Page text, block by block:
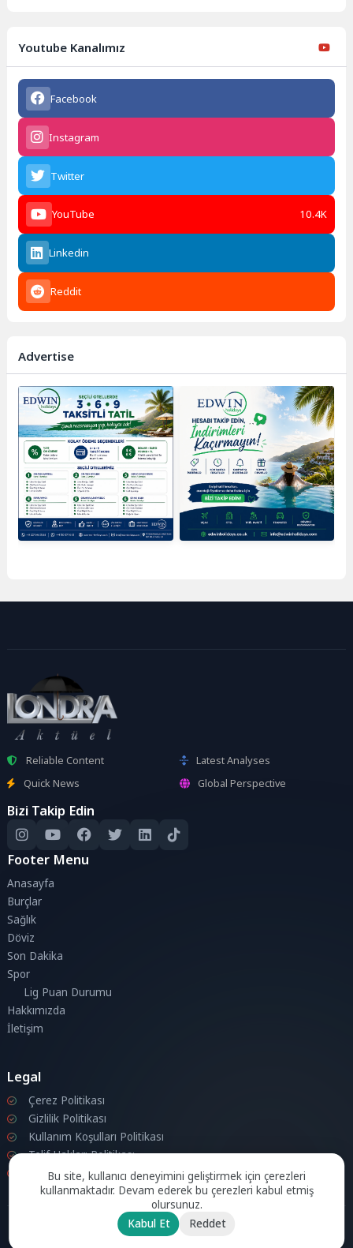
Youtube Kanalımız
Facebook
Instagram
Twitter
YouTube 10.4K
Linkedin
Reddit
Advertise
Reliable Content
Latest Analyses
Quick News
Global Perspective
Bizi Takip Edin
Footer Menu
Anasayfa
Burçlar
Sağlık
Döviz
Son Dakika
Spor
Lig Puan Durumu
Hakkımızda
İletişim
Legal
Çerez Politikası
Gizlilik Politikası
Kullanım Koşulları Politikası
Telif Hakları Politikası
İletişim
Bu site, kullanıcı deneyimini geliştirmek için çerezleri
kullanmaktadır. Devam ederek bu çerezleri kabul etmiş
olursunuz.
Kabul Et
Reddet